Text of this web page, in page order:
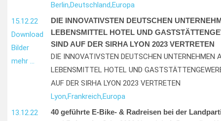
Berlin,Deutschland,Europa
15.12.22
Download
Bilder
mehr …
DIE INNOVATIVSTEN DEUTSCHEN
LEBENSMITTEL HOTEL UND
SIND AUF DER SIRHA LYON 2023 VERTRETEN
DIE INNOVATIVSTEN DEUTSCHEN UNTERNEHMEN
LEBENSMITTEL HOTEL UND
AUF DER SIRHA LYON 2023 VERTRETEN
Lyon,Frankreich,Europa
13.12.22
40 geführte E-Bike- & Radreisen bei der